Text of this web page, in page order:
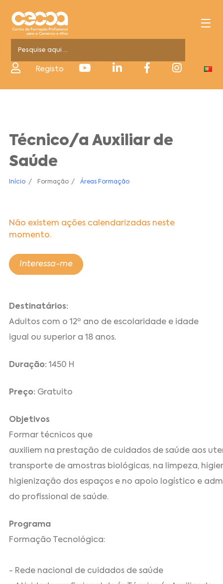
Registo
Técnico/a Auxiliar de
Saúde
Início Formação Áreas Formação
Não existem ações calendarizadas neste
momento.
Interessa-me
Destinatários:
Adultos com o 12º ano de escolaridade e idade
igual ou superior a 18 anos.
Duração:1450 H
Preço: Gratuito
Objetivos
Formar técnicos que
auxiliem na prestação de cuidados de saúde aos
transporte de amostras biológicas, na limpeza,
higienização dos espaços e no apoio logístico e
do profissional de saúde.
Programa
Formação Tecnológica:
- Rede nacional de cuidados de saúde